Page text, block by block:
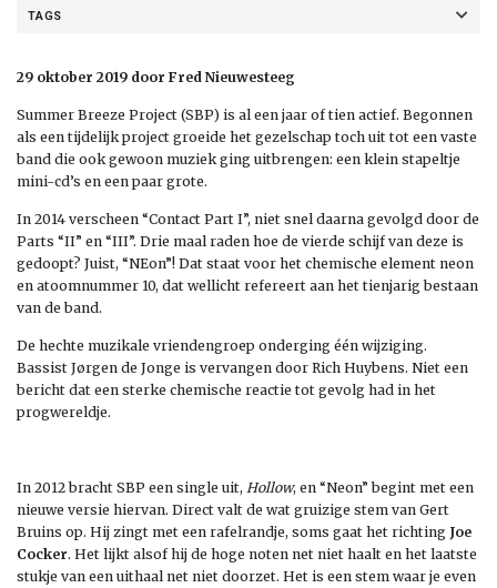
TAGS
29 oktober 2019 door Fred Nieuwesteeg
Summer Breeze Project (SBP) is al een jaar of tien actief. Begonnen
als een tijdelijk project groeide het gezelschap toch uit tot een vaste
band die ook gewoon muziek ging uitbrengen: een klein stapeltje
mini-cd’s en een paar grote.
In 2014 verscheen “Contact Part I”, niet snel daarna gevolgd door de
Parts “II” en “III”. Drie maal raden hoe de vierde schijf van deze is
gedoopt? Juist, “NEon”! Dat staat voor het chemische element neon
en atoomnummer 10, dat wellicht refereert aan het tienjarig bestaan
van de band.
De hechte muzikale vriendengroep onderging één wijziging.
Bassist Jørgen de Jonge is vervangen door Rich Huybens. Niet een
bericht dat een sterke chemische reactie tot gevolg had in het
progwereldje.
In 2012 bracht SBP een single uit, Hollow, en “Neon” begint met een
nieuwe versie hiervan. Direct valt de wat gruizige stem van Gert
Bruins op. Hij zingt met een rafelrandje, soms gaat het richting Joe
Cocker. Het lijkt alsof hij de hoge noten net niet haalt en het laatste
stukje van een uithaal net niet doorzet. Het is een stem waar je even